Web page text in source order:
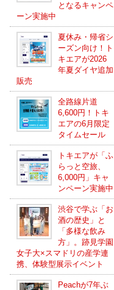
となるキャンペ
ーン実施中
夏休み・帰省シ
ーズン向け！ト
キエアが2026
年夏ダイヤ追加
販売
全路線片道
6,600円！トキ
エアの6月限定
タイムセール
トキエアが「ふ
らっと空旅、
6,000円」キャ
ンペーン実施中
渋谷で学ぶ「お
酒の歴史」と
「多様な飲み
方」。跡見学園
女子大×スマドリの産学連
携、体験型展示イベント
Peachが7年ぶ